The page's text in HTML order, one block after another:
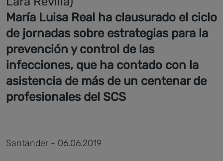
María Luisa Real ha clausurado el ciclo
de jornadas sobre estrategias para la
prevención y control de las
infecciones, que ha contado con la
asistencia de más de un centenar de
profesionales del SCS
Santander - 06.06.2019